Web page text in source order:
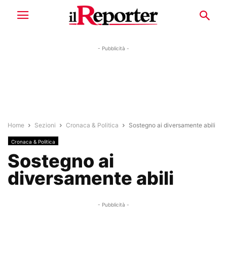
- Pubblicità -
Home Sezioni Cronaca & Politica Sostegno ai diversamente abili
Cronaca & Politica
Sostegno ai
diversamente abili
- Pubblicità -